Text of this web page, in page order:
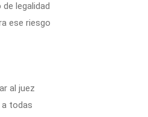
legalidad
ese riesgo
al juez
a todas